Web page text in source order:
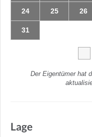
24 25 26
31
Der Eigentümer hat
Lage